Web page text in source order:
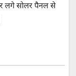
लगे सोलर पैनल से